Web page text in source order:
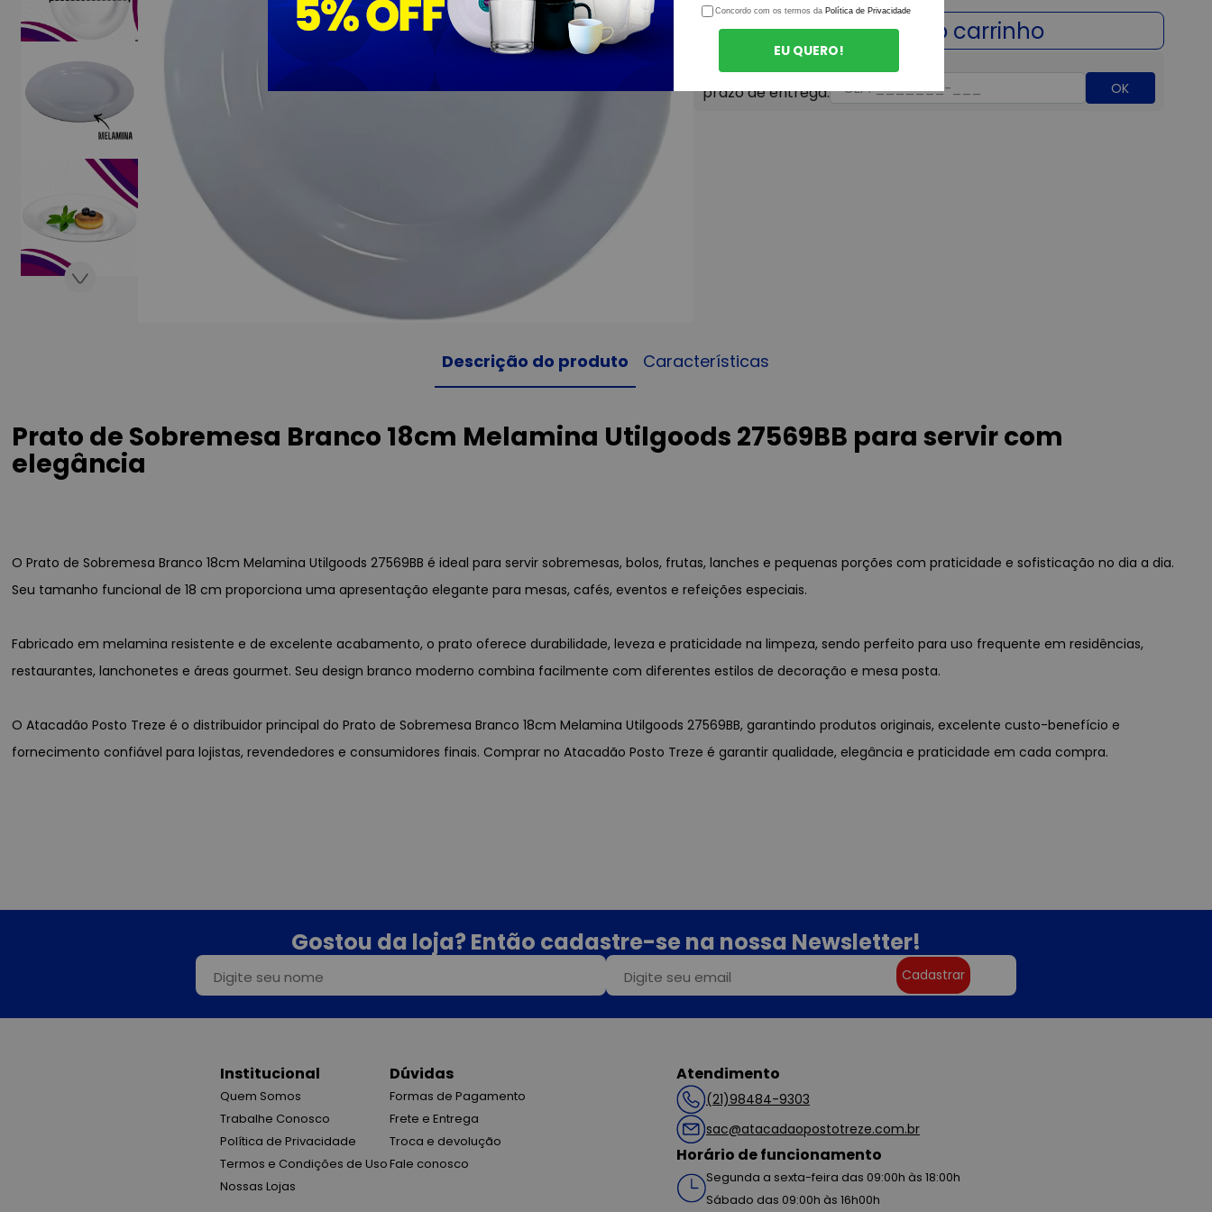
OK
Descrição do produto Características
Prato de Sobremesa Branco 18cm Melamina Utilgoods 27569BB para servir com
elegância
O Prato de Sobremesa Branco 18cm Melamina Utilgoods 27569BB é ideal para servir sobremesas, bolos, frutas, lanches e pequenas porções com praticidade e sofisticação no dia a dia.
Seu tamanho funcional de 18 cm proporciona uma apresentação elegante para mesas, cafés, eventos e refeições especiais.
Fabricado em melamina resistente e de excelente acabamento, o prato oferece durabilidade, leveza e praticidade na limpeza, sendo perfeito para uso frequente em residências,
restaurantes, lanchonetes e áreas gourmet. Seu design branco moderno combina facilmente com diferentes estilos de decoração e mesa posta.
O Atacadão Posto Treze é o distribuidor principal do Prato de Sobremesa Branco 18cm Melamina Utilgoods 27569BB, garantindo produtos originais, excelente custo-benefício e
fornecimento confiável para lojistas, revendedores e consumidores finais. Comprar no Atacadão Posto Treze é garantir qualidade, elegância e praticidade em cada compra.
Gostou da loja? Então cadastre-se na nossa Newsletter!
Cadastrar
Institucional
Quem Somos
Trabalhe Conosco
Política de Privacidade
Termos e Condições de Uso
Nossas Lojas
Dúvidas
Formas de Pagamento
Frete e Entrega
Troca e devolução
Fale conosco
Atendimento
(21)98484-9303
sac@atacadaopostotreze.com.br
Horário de funcionamento
Segunda a sexta-feira das 09:00h às 18:00h
Sábado das 09:00h às 16h00h
Concordo com os termos da Política de Privacidade
EU QUERO!